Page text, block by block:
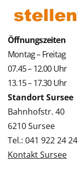
Öffnungszeiten
Montag – Freitag
07.45 – 12.00 Uhr
13.15 – 17.30 Uhr
Standort Sursee
Bahnhofstr. 40
6210 Sursee
Tel.: 041 922 24 24
Kontakt Sursee